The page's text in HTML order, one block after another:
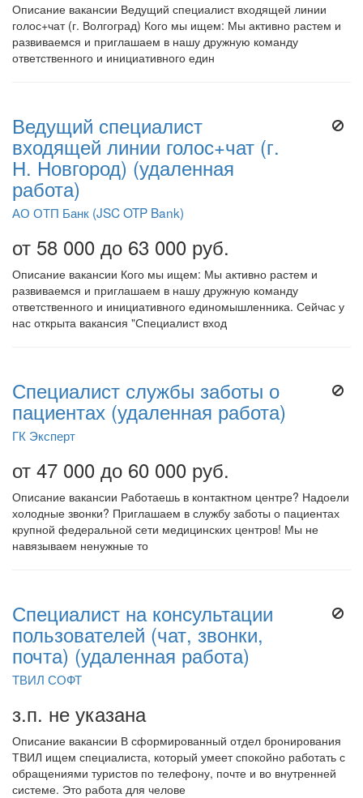
Описание вакансии Ведущий специалист входящей линии
голос+чат (г. Волгоград) Кого мы ищем: Мы активно растем и
развиваемся и приглашаем в нашу дружную команду
ответственного и инициативного един
Ведущий специалист
входящей линии голос+чат (г.
Н. Новгород) (удаленная
работа)
АО ОТП Банк (JSC OTP Bank)
от 58 000 до 63 000 руб.
Описание вакансии Кого мы ищем: Мы активно растем и
развиваемся и приглашаем в нашу дружную команду
ответственного и инициативного единомышленника. Сейчас у
нас открыта вакансия "Специалист вход
Специалист службы заботы о
пациентах (удаленная работа)
ГК Эксперт
от 47 000 до 60 000 руб.
Описание вакансии Работаешь в контактном центре? Надоели
холодные звонки? Приглашаем в службу заботы о пациентах
крупной федеральной сети медицинских центров! Мы не
навязываем ненужные то
Специалист на консультации
пользователей (чат, звонки,
почта) (удаленная работа)
ТВИЛ СОФТ
з.п. не указана
Описание вакансии В сформированный отдел бронирования
ТВИЛ ищем специалиста, который умеет спокойно работать с
обращениями туристов по телефону, почте и во внутренней
системе. Это работа для челове